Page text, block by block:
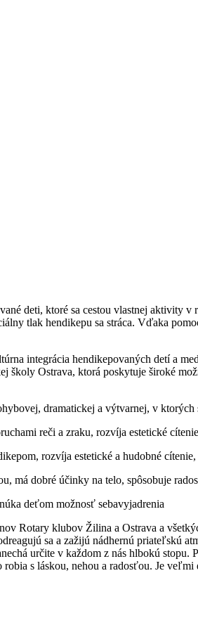
deti, ktoré sa cestou vlastnej aktivity
tlak hendikepu sa stráca. Vďaka
integrácia hendikepovaných detí a
Ostrava, ktorá poskytuje široké
dramatickej a výtvarnej, v ktorých
reči a zraku, rozvíja estetické
rozvíja estetické a hudobné
má dobré účinky na telo, spôsobuje
deťom možnosť sebavyjadrenia
Rotary klubov Žilina a Ostrava a
sa a zažijú nádhernú priateľskú
určite v každom z nás hlbokú
s láskou, nehou a radosťou. Je